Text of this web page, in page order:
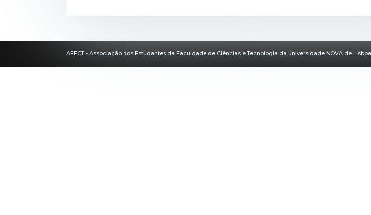
AEFCT - Associação dos Estudantes da Faculdade de Ciências e Tecnologia da Universidade NOVA de Lisboa